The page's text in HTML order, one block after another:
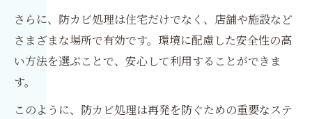
さらに、防カビ処理は住宅だけでなく、店舗や施設など
さまざまな場所で有効です。環境に配慮した安全性の高
い方法を選ぶことで、安心して利用することができま
す。
このように、防カビ処理は再発を防ぐための重要なステ